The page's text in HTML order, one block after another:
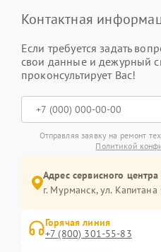
Контактная
Если требуется задать
свои данные и дежурный
проконсультирует Вас!
Отправляя заявку на ремонт
Политикой
Адрес сервисного
г. Мурманск, ул.
Горячая линия
+7 (800) 301-55-83